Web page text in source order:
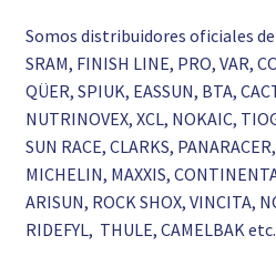
Somos distribuidores oficiales
SRAM, FINISH LINE, PRO, VAR,
QÜER, SPIUK, EASSUN, BTA,
NUTRINOVEX, XCL, NOKAIC,
SUN RACE, CLARKS,
MICHELIN, MAXXIS,
ARISUN, ROCK SHOX, VINCITA,
RIDEFYL, THULE, CAMELBAK etc.